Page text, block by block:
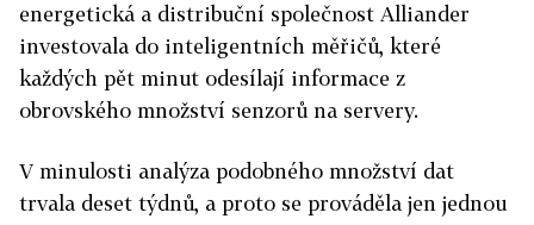
energetická a distribuční společnost Alliander
investovala do inteligentních měřičů, které
každých pět minut odesílají informace z
obrovského množství senzorů na servery.
V minulosti analýza podobného množství dat
trvala deset týdnů, a proto se prováděla jen jednou